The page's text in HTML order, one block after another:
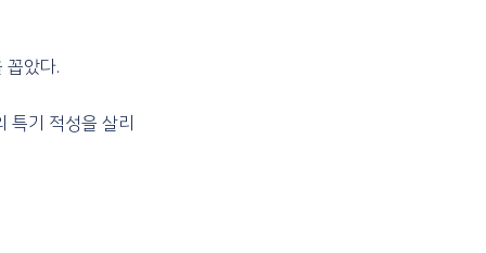
았다.
특기 적성을 살리